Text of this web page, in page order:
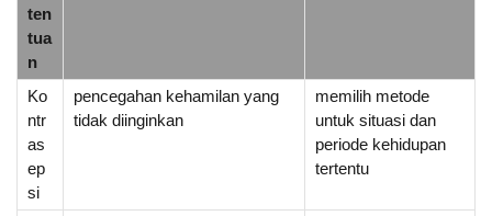
ten
tua
n
Ko
ntr
as
ep
si
pencegahan kehamilan yang
tidak diinginkan
memilih metode
untuk situasi dan
periode kehidupan
tertentu